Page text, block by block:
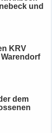
und
KRV
dem